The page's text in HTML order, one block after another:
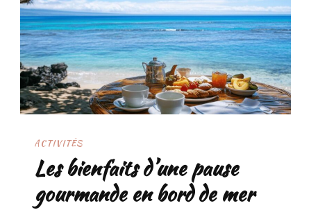
ACTIVITÉS
Les bienfaits d’une pause
gourmande en bord de mer